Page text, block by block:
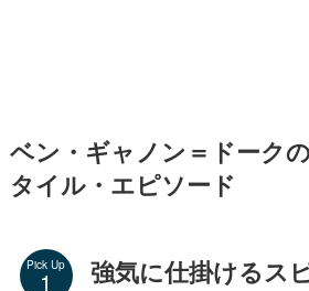
ベン・ギャノン＝ドーク
タイル・エピソード
Pick Up
強気に仕掛けるス